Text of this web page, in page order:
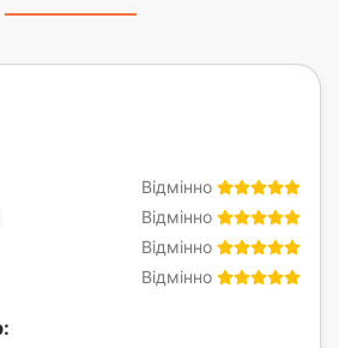
Відмінно
Відмінно
Відмінно
Відмінно